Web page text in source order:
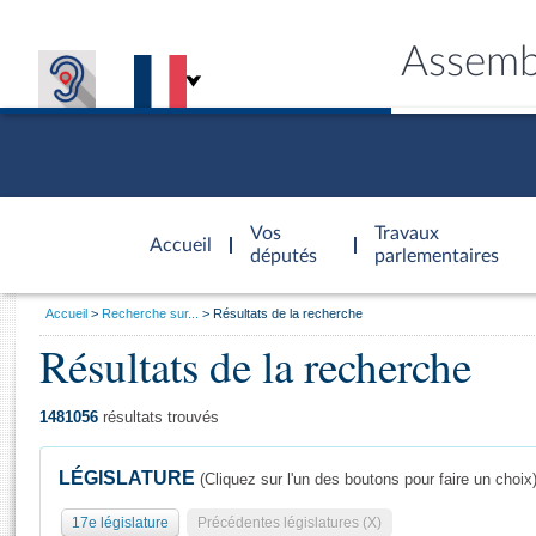
Accueil
d'accueil
Vos
députés
Travaux
parlementaires
Général
Vous
Accueil Recherche sur... Résultats de la recherche
Résultats de la recherche
1481056 résultats trouvés
LÉGISLATURE (Cliquez sur l'un des boutons pour faire un choix)
17e législature Précédentes législatures (X)